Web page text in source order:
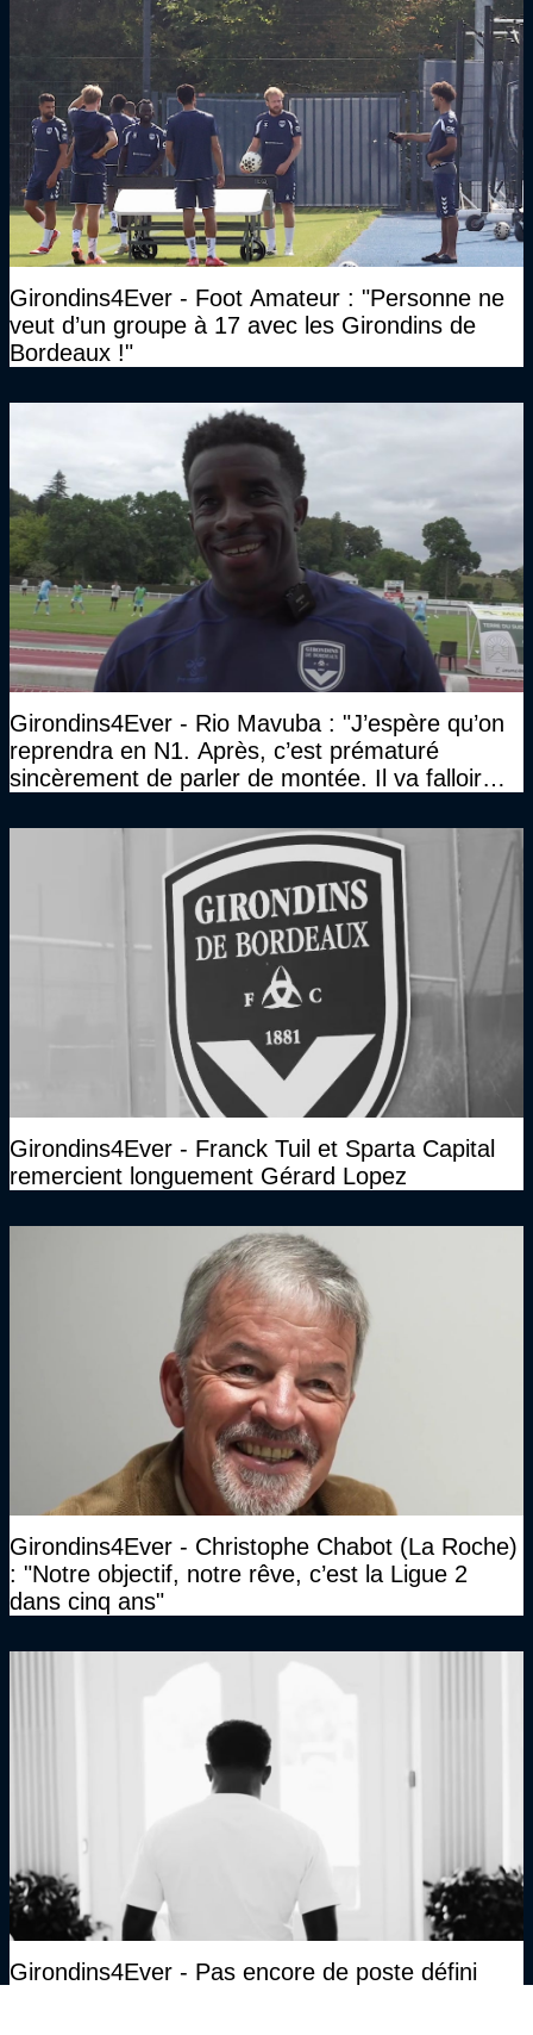
Girondins4Ever - Foot Amateur : "Personne ne
veut d’un groupe à 17 avec les Girondins de
Bordeaux !"
Girondins4Ever - Rio Mavuba : "J’espère qu’on
reprendra en N1. Après, c’est prématuré
sincèrement de parler de montée. Il va falloir
Girondins4Ever - Franck Tuil et Sparta Capital
remercient longuement Gérard Lopez
Girondins4Ever - Christophe Chabot (La Roche)
: "Notre objectif, notre rêve, c’est la Ligue 2
dans cinq ans"
Girondins4Ever - Pas encore de poste défini